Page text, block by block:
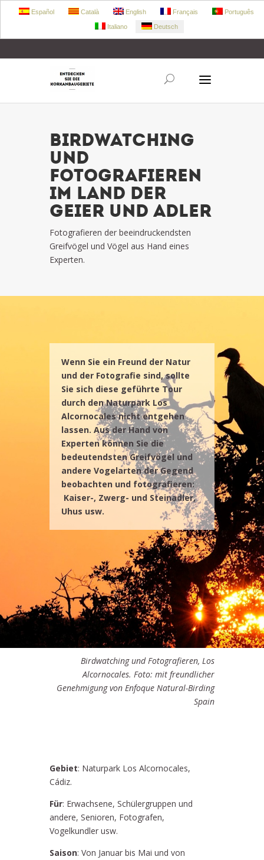
BIRDWATCHING
UND
FOTOGRAFIEREN
IM LAND DER
GEIER UND ADLER
Fotografieren der beeindruckendsten
Greifvögel und Vögel aus Hand eines
Experten.
Wenn Sie ein Freund der Natur
und der Fotografie sind, sollte
Sie sich diese geführte Tour
durch den Naturpark Los
Alcornocales nicht entgehen
lassen. Aus der Hand von
Experten können Sie die
bedeutendsten Greifvögel und
andere Vogelarten der Gegend
beobachten und fotografieren:
Kaiser-, Zwerg- und Steinadler,
Uhus usw.
Birdwatching und Fotografieren, Los
Alcornocales. Foto: mit freundlicher
Genehmigung von Enfoque Natural-Birding
Spain
Gebiet: Naturpark Los Alcornocales,
Cádiz.
Für: Erwachsene, Schülergruppen und
andere, Senioren, Fotografen,
Vogelkundler usw.
Saison: Von Januar bis Mai und von
Español Català English Français Português
Italiano Deutsch